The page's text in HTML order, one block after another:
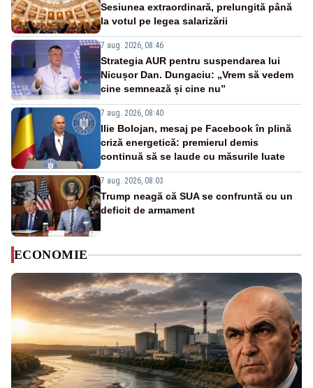
Sesiunea extraordinară, prelungită până
la votul pe legea salarizării
7 aug. 2026, 08:46
Strategia AUR pentru suspendarea lui
Nicușor Dan. Dungaciu: „Vrem să vedem
cine semnează și cine nu”
7 aug. 2026, 08:40
Ilie Bolojan, mesaj pe Facebook în plină
criză energetică: premierul demis
continuă să se laude cu măsurile luate
7 aug. 2026, 08:03
Trump neagă că SUA se confruntă cu un
deficit de armament
ECONOMIE